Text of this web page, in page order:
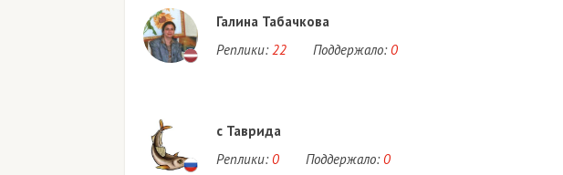
Галина Табачкова
Реплики: 22 Поддержало: 0
с Таврида
Реплики: 0 Поддержало: 0